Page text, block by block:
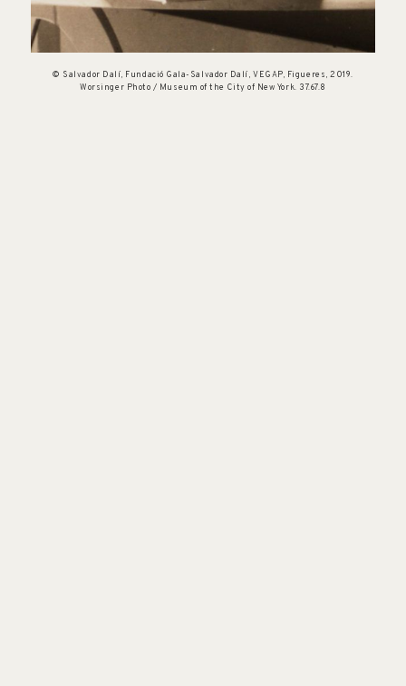
© Salvador Dalí, Fundació Gala-Salvador Dalí, VEGAP, Figueres, 2019.
Worsinger Photo / Museum of the City of New York. 37.67.8